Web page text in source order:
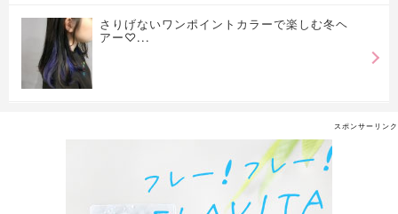
さりげないワンポイントカラーで楽しむ冬ヘ
アー♡...
スポンサーリンク